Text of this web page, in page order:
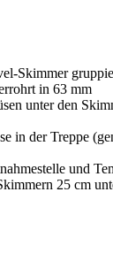
Skimmer
in 63 mm
unter den
in der Treppe
und
25 cm